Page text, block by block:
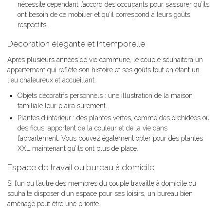
nécessite cependant l’accord des occupants pour s’assurer qu’ils
ont besoin de ce mobilier et qu’il correspond à leurs goûts
respectifs.
Décoration élégante et intemporelle
Après plusieurs années de vie commune, le couple souhaitera un
appartement qui reflète son histoire et ses goûts tout en étant un
lieu chaleureux et accueillant.
Objets décoratifs personnels : une illustration de la maison
familiale leur plaira surement.
Plantes d’intérieur : des plantes vertes, comme des orchidées ou
des ficus, apportent de la couleur et de la vie dans
l’appartement. Vous pouvez également opter pour des plantes
XXL maintenant qu’ils ont plus de place.
Espace de travail ou bureau à domicile
Si l’un ou l’autre des membres du couple travaille à domicile ou
souhaite disposer d’un espace pour ses loisirs, un bureau bien
aménagé peut être une priorité.